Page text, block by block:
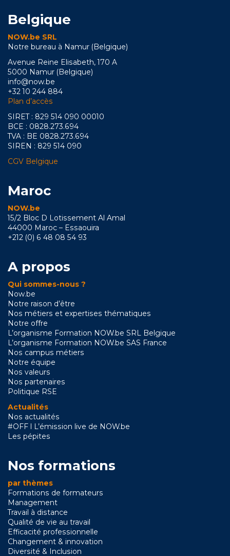
Belgique
NOW.be SRL
Notre bureau à Namur (Belgique)
Avenue Reine Elisabeth, 170 A
5000 Namur (Belgique)
info@now.be
+32 10 244 884
Plan d’accès
SIRET : 829 514 090 00010
BCE : 0828.273.694
TVA : BE 0828.273.694
SIREN : 829 514 090
CGV Belgique
Maroc
NOW.be
15/2 Bloc D Lotissement Al Amal
44000 Maroc – Essaouira
+212 (0) 6 48 08 54 93
A propos
Qui sommes-nous ?
Now.be
Notre raison d’être
Nos métiers et expertises thématiques
Notre offre
L’organisme Formation NOW.be SRL Belgique
L’organisme Formation NOW.be SAS France
Nos campus métiers
Notre équipe
Nos valeurs
Nos partenaires
Politique RSE
Actualités
Nos actualités
#OFF l L’émission live de NOW.be
Les pépites
Nos formations
par thèmes
Formations de formateurs
Management
Travail à distance
Qualité de vie au travail
Efficacité professionnelle
Changement & innovation
Diversité & Inclusion